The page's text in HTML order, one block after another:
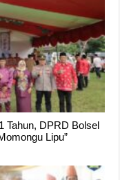
Tahun, DPRD Bolsel
Lipu”